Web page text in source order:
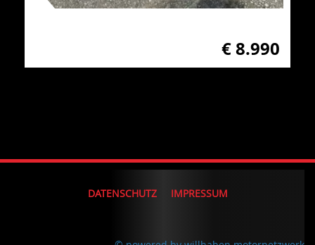
€ 8.990
DATENSCHUTZ IMPRESSUM